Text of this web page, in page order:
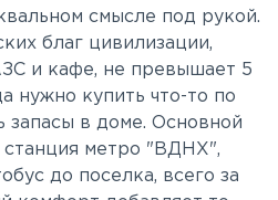
смысле под рукой.
благ цивилизации,
и кафе, не превышает 5
нужно купить что-то по
запасы в доме. Основной
станция метро "ВДНХ",
до поселка, всего за